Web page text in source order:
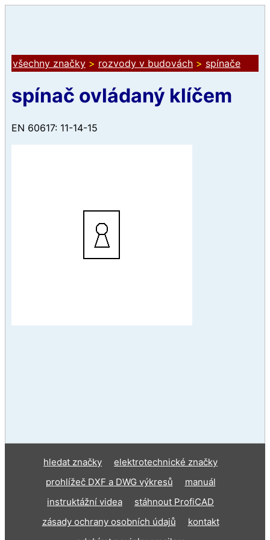
všechny značky > rozvody v budovách > spínače
spínač ovládaný klíčem
EN 60617: 11-14-15
hledat značky
elektrotechnické značky
prohlížeč DXF a DWG výkresů
manuál
instruktážní videa
stáhnout ProfiCAD
zásady ochrany osobních údajů
kontakt